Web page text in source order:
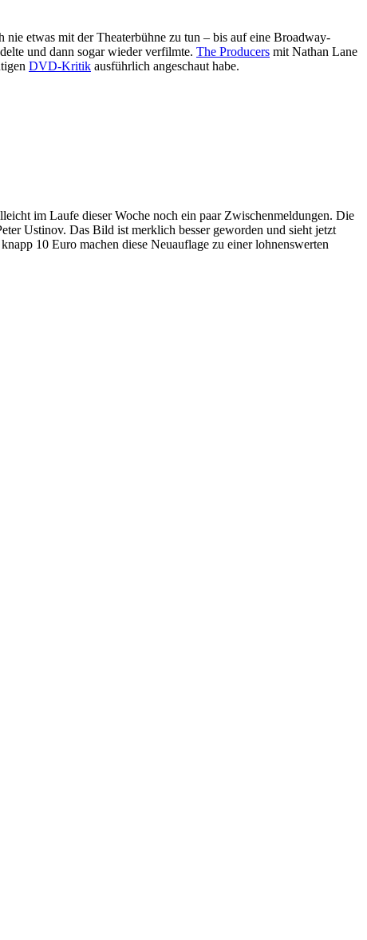
etwas mit der Theaterbühne zu tun – bis auf eine Broadway-
und dann sogar wieder verfilmte. The Producers mit Nathan Lane
DVD-Kritik ausführlich angeschaut habe.
im Laufe dieser Woche noch ein paar Zwischenmeldungen. Die
Ustinov. Das Bild ist merklich besser geworden und sieht jetzt
10 Euro machen diese Neuauflage zu einer lohnenswerten